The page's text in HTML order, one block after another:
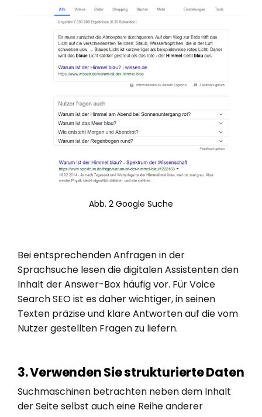
Abb. 2 Google Suche
Bei entsprechenden Anfragen in der
Sprachsuche lesen die digitalen Assistenten den
Inhalt der Answer-Box häufig vor. Für Voice
Search SEO ist es daher wichtiger, in seinen
Texten präzise und klare Antworten auf die vom
Nutzer gestellten Fragen zu liefern.
3. Verwenden Sie strukturierte Daten
Suchmaschinen betrachten neben dem Inhalt
der Seite selbst auch eine Reihe anderer